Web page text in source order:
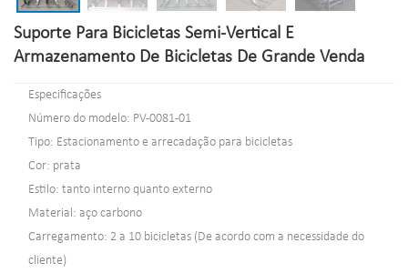
Suporte Para Bicicletas Semi-Vertical E
Armazenamento De Bicicletas De Grande Venda
Especificações
Número do modelo: PV-0081-01
Tipo: Estacionamento e arrecadação para bicicletas
Cor: prata
Estilo: tanto interno quanto externo
Material: aço carbono
Carregamento: 2 a 10 bicicletas (De acordo com a necessidade do
cliente)